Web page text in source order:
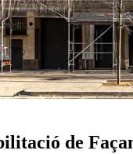
de